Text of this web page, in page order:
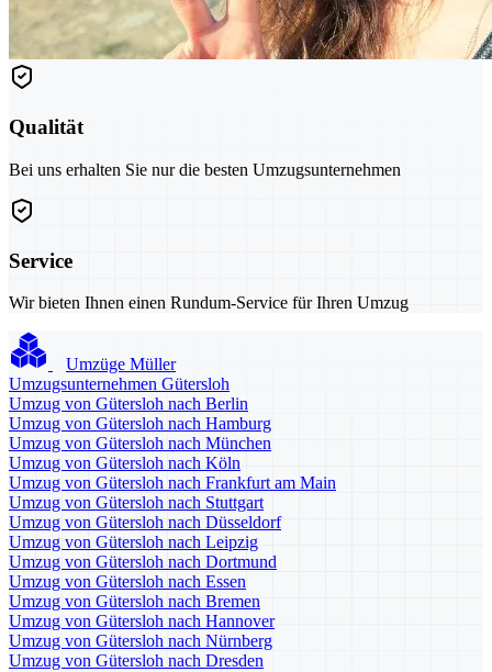
Qualität
Bei uns erhalten Sie nur die besten Umzugsunternehmen
Service
Wir bieten Ihnen einen Rundum-Service für Ihren Umzug
Umzüge Müller
Umzugsunternehmen Gütersloh
Umzug von Gütersloh nach Berlin
Umzug von Gütersloh nach Hamburg
Umzug von Gütersloh nach München
Umzug von Gütersloh nach Köln
Umzug von Gütersloh nach Frankfurt am Main
Umzug von Gütersloh nach Stuttgart
Umzug von Gütersloh nach Düsseldorf
Umzug von Gütersloh nach Leipzig
Umzug von Gütersloh nach Dortmund
Umzug von Gütersloh nach Essen
Umzug von Gütersloh nach Bremen
Umzug von Gütersloh nach Hannover
Umzug von Gütersloh nach Nürnberg
Umzug von Gütersloh nach Dresden